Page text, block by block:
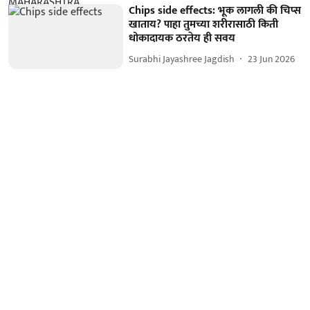
Chips side effects: भूक लागली की चिप्स
खाताय? पाहा तुमच्या शरीरासाठी किती
धोकादायक ठरतेय ही सवय
Surabhi Jayashree Jagdish 23 Jun 2026